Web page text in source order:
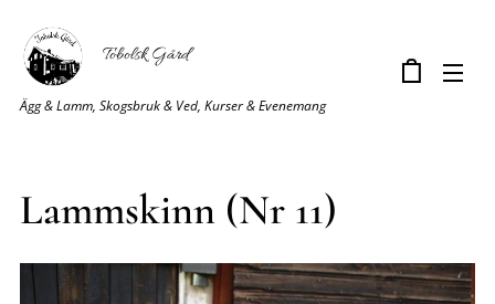
Tobolsk Gård
Ägg & Lamm, Skogsbruk & Ved, Kurser & Evenemang
Lammskinn (Nr 11)